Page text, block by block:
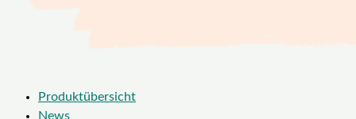
Produktübersicht
News